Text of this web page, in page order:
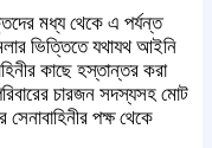
মধ্য থেকে এ পর্যন্ত
ভিত্তিতে যথাযথ আইনি
কাছে হস্তান্তর করা
চারজন সদস্যসহ মোট
পক্ষ থেকে